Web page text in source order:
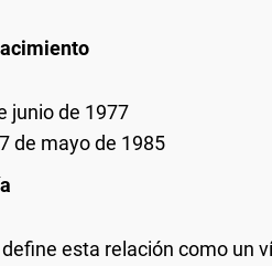
junio de 1977
de mayo de 1985
define esta relación como un